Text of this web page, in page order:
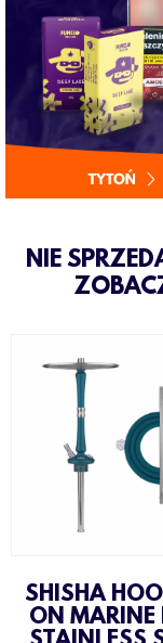
NIE
SHISHA
ON MARINE